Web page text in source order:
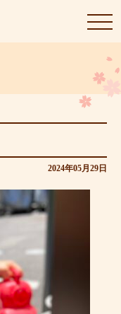
2024年05月29日